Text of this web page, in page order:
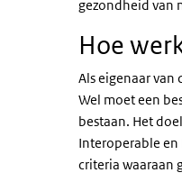
gezondheid van
Hoe
Als eigenaar van
Wel moet een
bestaan. Het
Interoperable en
criteria waaraan